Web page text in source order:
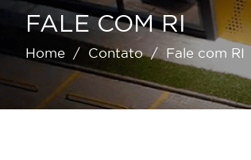
FALE COM RI
Home / Contato / Fale com RI